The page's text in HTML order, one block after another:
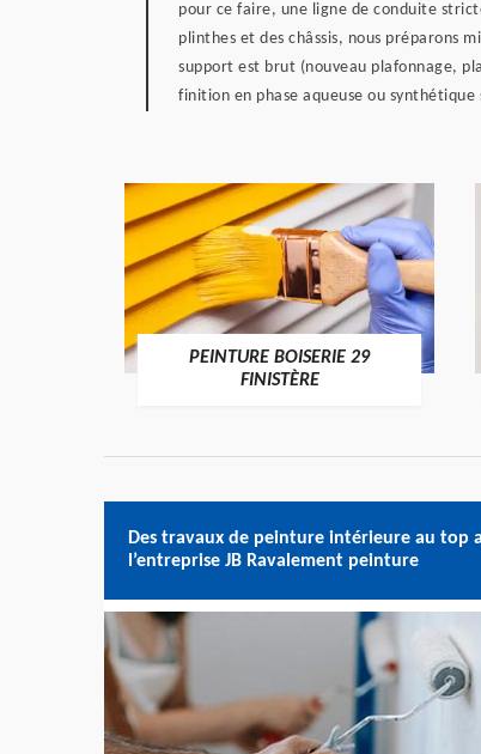
pour ce faire, une ligne de conduite
plinthes et des châssis, nous préparons
support est brut (nouveau plafonnage,
finition en phase aqueuse ou
PEINTURE BOISERIE 29
FINISTÈRE
Des travaux de peinture intérieure au top
l’entreprise JB Ravalement peinture